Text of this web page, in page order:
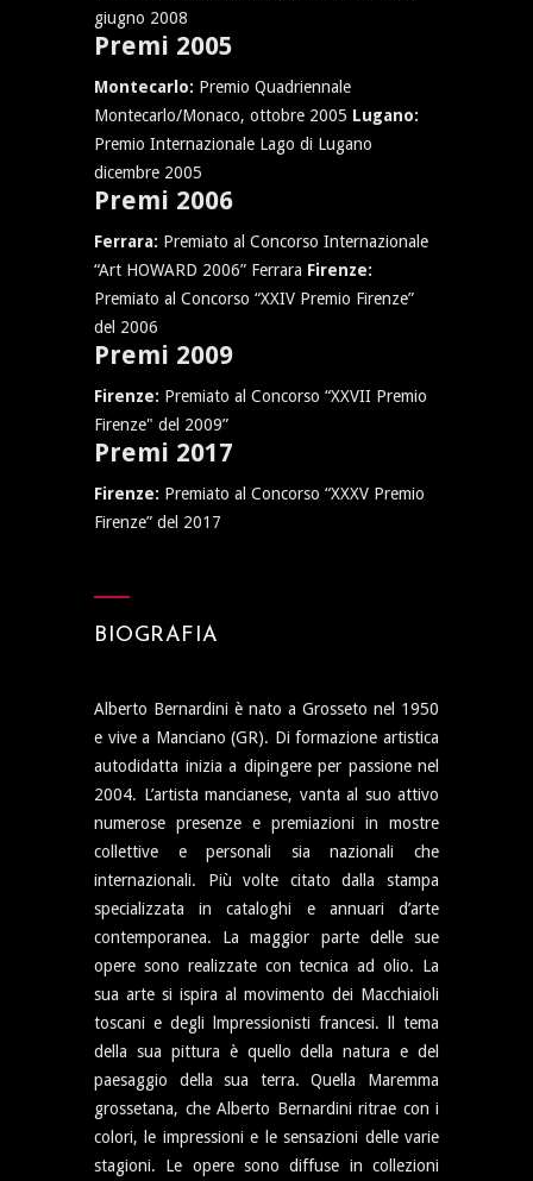
giugno 2008
Premi 2005
Montecarlo: Premio Quadriennale
Montecarlo/Monaco, ottobre 2005 Lugano:
Premio Internazionale Lago di Lugano
dicembre 2005
Premi 2006
Ferrara: Premiato al Concorso Internazionale
“Art HOWARD 2006” Ferrara Firenze:
Premiato al Concorso “XXIV Premio Firenze”
del 2006
Premi 2009
Firenze: Premiato al Concorso “XXVII Premio
Firenze" del 2009”
Premi 2017
Firenze: Premiato al Concorso “XXXV Premio
Firenze” del 2017
BIOGRAFIA
Alberto Bernardini è nato a Grosseto nel 1950
e vive a Manciano (GR). Di formazione artistica
autodidatta inizia a dipingere per passione nel
2004. L’artista mancianese, vanta al suo attivo
numerose presenze e premiazioni in mostre
collettive e personali sia nazionali che
internazionali. Più volte citato dalla stampa
specializzata in cataloghi e annuari d’arte
contemporanea. La maggior parte delle sue
opere sono realizzate con tecnica ad olio. La
sua arte si ispira al movimento dei Macchiaioli
toscani e degli lmpressionisti francesi. ll tema
della sua pittura è quello della natura e del
paesaggio della sua terra. Quella Maremma
grossetana, che Alberto Bernardini ritrae con i
colori, le impressioni e le sensazioni delle varie
stagioni. Le opere sono diffuse in collezioni